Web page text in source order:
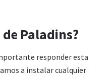
Paladins?
responder esta
a instalar cualquier